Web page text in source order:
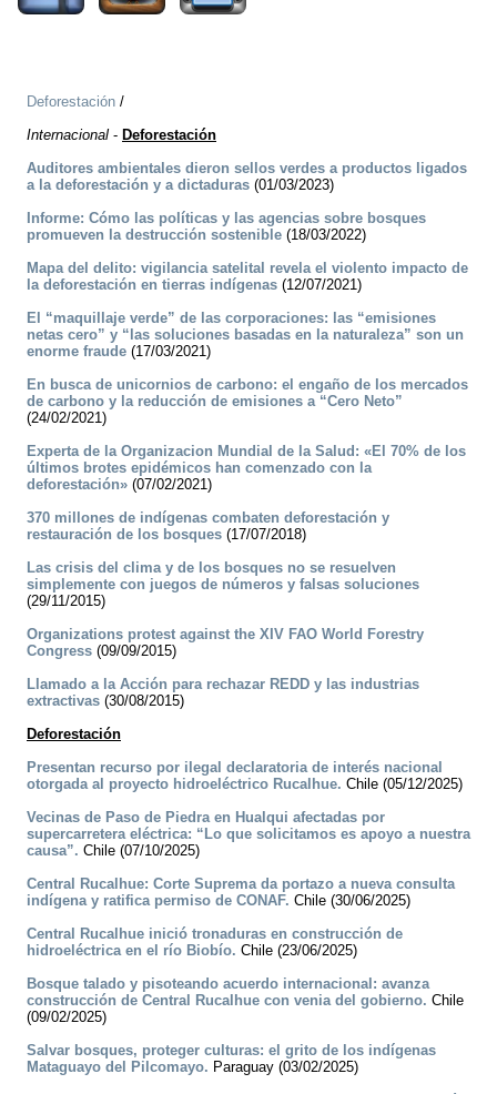
Deforestación /
Internacional - Deforestación
Auditores ambientales dieron sellos verdes a productos ligados
a la deforestación y a dictaduras (01/03/2023)
Informe: Cómo las políticas y las agencias sobre bosques
promueven la destrucción sostenible (18/03/2022)
Mapa del delito: vigilancia satelital revela el violento impacto de
la deforestación en tierras indígenas (12/07/2021)
El “maquillaje verde” de las corporaciones: las “emisiones
netas cero” y “las soluciones basadas en la naturaleza” son un
enorme fraude (17/03/2021)
En busca de unicornios de carbono: el engaño de los mercados
de carbono y la reducción de emisiones a “Cero Neto”
(24/02/2021)
Experta de la Organizacion Mundial de la Salud: «El 70% de los
últimos brotes epidémicos han comenzado con la
deforestación» (07/02/2021)
370 millones de indígenas combaten deforestación y
restauración de los bosques (17/07/2018)
Las crisis del clima y de los bosques no se resuelven
simplemente con juegos de números y falsas soluciones
(29/11/2015)
Organizations protest against the XIV FAO World Forestry
Congress (09/09/2015)
Llamado a la Acción para rechazar REDD y las industrias
extractivas (30/08/2015)
Deforestación
Presentan recurso por ilegal declaratoria de interés nacional
otorgada al proyecto hidroeléctrico Rucalhue. Chile (05/12/2025)
Vecinas de Paso de Piedra en Hualqui afectadas por
supercarretera eléctrica: “Lo que solicitamos es apoyo a nuestra
causa”. Chile (07/10/2025)
Central Rucalhue: Corte Suprema da portazo a nueva consulta
indígena y ratifica permiso de CONAF. Chile (30/06/2025)
Central Rucalhue inició tronaduras en construcción de
hidroeléctrica en el río Biobío. Chile (23/06/2025)
Bosque talado y pisoteando acuerdo internacional: avanza
construcción de Central Rucalhue con venia del gobierno. Chile
(09/02/2025)
Salvar bosques, proteger culturas: el grito de los indígenas
Mataguayo del Pilcomayo. Paraguay (03/02/2025)